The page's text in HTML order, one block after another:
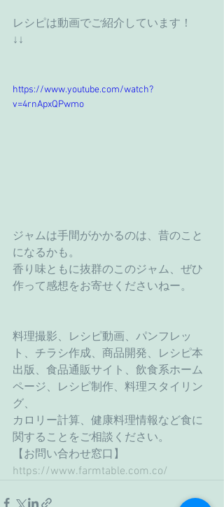
レシピは動画でご紹介しています！
↓↓
https://www.youtube.com/watch?
v=4rnApxQPwmo
ジャムは手間がかかるのは、昔のこと
になるかも。
香り味ともに抜群のこのジャム、ぜひ
作って感想をお寄せくださいねー。
料理撮影、レシピ動画、パンフレッ
ト、チラシ作成、商品開発、レシピ本
出版、食品通販サイト、飲食系ホーム
ページ、レシピ制作、料理スタイリン
グ、
カロリー計算、健康料理情報など食に
関することをご相談ください。
【お問い合わせ窓口】
https://www.farmtable.com.co/